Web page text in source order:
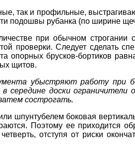
так и профильные,
подошвы рубанка (по ширине
при обычном строгании
проверки. Следует сделать
опорных брусков-бортиков
щитов.
убыстряют работу при
середине доски ограничители
тем сострогать.
шпунтубелем боковая
Поэтому ее приходится
отступя от риски